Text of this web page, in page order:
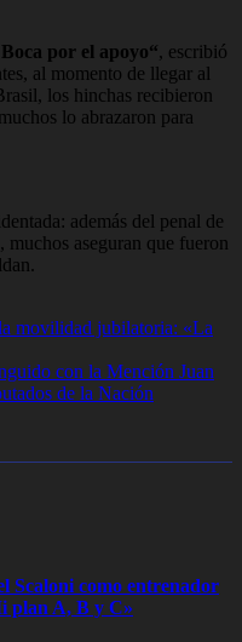
por el apoyo“, escribió
al momento de llegar al
los hinchas recibieron
lo abrazaron para
además del penal de
aseguran que fueron
movilidad jubilatoria: «La
con la Mención Juan
de la Nación
Scaloni como entrenador
plan A, B y C»